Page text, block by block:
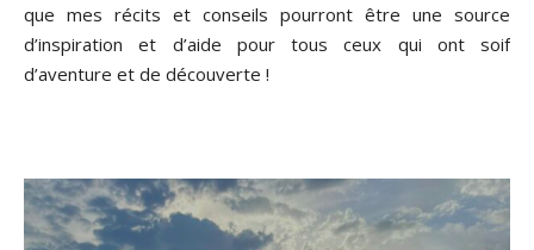
que mes récits et conseils pourront être une source
d’inspiration et d’aide pour tous ceux qui ont soif
d’aventure et de découverte !